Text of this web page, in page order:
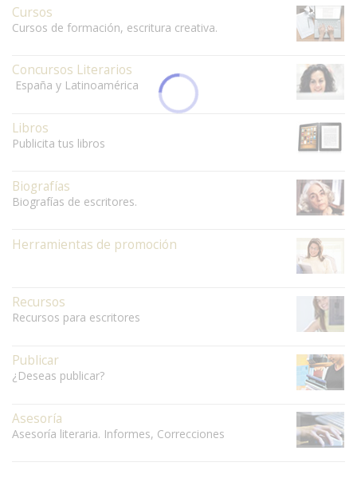
Cursos
Cursos de formación, escritura creativa.
Concursos Literarios
España y Latinoamérica
Libros
Publicita tus libros
Biografías
Biografías de escritores.
Herramientas de promoción
Recursos
Recursos para escritores
Publicar
¿Deseas publicar?
Asesoría
Asesoría literaria. Informes, Correcciones